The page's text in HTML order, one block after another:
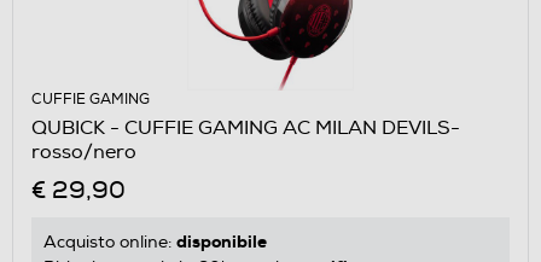
CUFFIE GAMING
QUBICK - CUFFIE GAMING AC MILAN DEVILS-
rosso/nero
€ 29,90
Acquisto online: disponibile